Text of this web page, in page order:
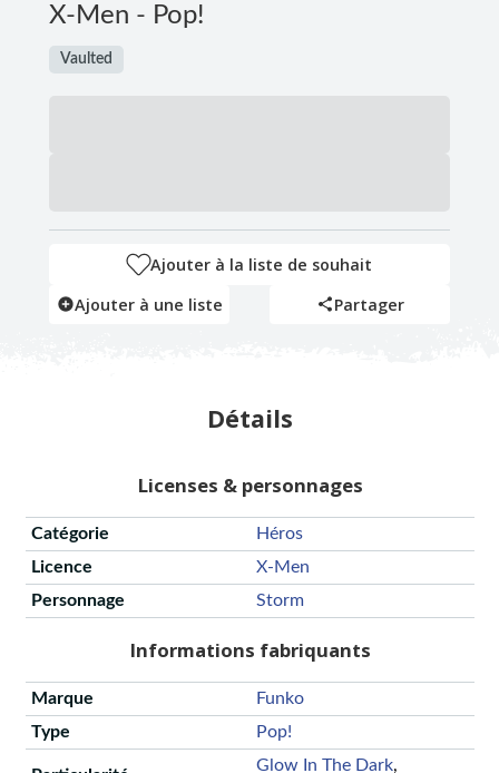
X-Men - Pop!
Vaulted
Ajouter à la liste de souhait
Ajouter à une liste
Partager
Détails
Licenses & personnages
Catégorie
Héros
Licence
X-Men
Personnage
Storm
Informations fabriquants
Marque
Funko
Type
Pop!
Glow In The Dark,